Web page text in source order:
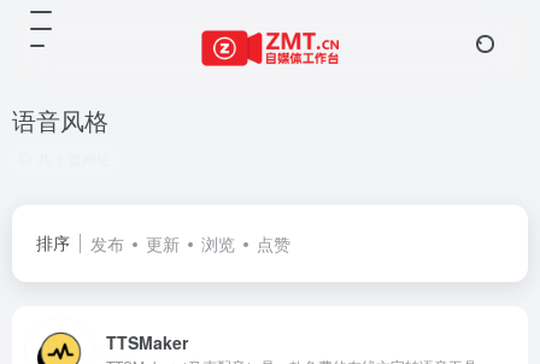
语音风格
排序 发布 更新 浏览 点赞
TTSMaker